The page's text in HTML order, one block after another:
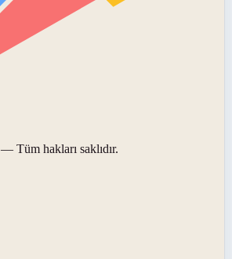
— Tüm hakları saklıdır.